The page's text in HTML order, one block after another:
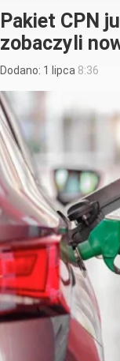
Pakiet CPN
zobaczyli
Dodano: 1 lipca 8:36